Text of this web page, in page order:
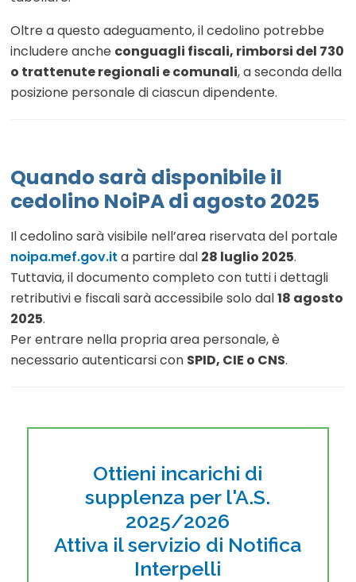
Oltre a questo adeguamento, il cedolino potrebbe
includere anche conguagli fiscali, rimborsi del 730
o trattenute regionali e comunali, a seconda della
posizione personale di ciascun dipendente.
Quando sarà disponibile il
cedolino NoiPA di agosto 2025
Il cedolino sarà visibile nell’area riservata del portale
noipa.mef.gov.it a partire dal 28 luglio 2025.
Tuttavia, il documento completo con tutti i dettagli
retributivi e fiscali sarà accessibile solo dal18 agosto
2025.
Per entrare nella propria area personale, è
necessario autenticarsi con SPID, CIE o CNS.
Ottieni incarichi di
supplenza per l'A.S.
2025/2026
Attiva il servizio di Notifica
Interpelli